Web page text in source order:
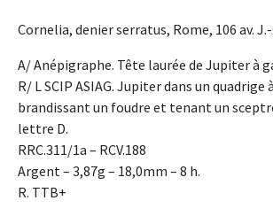
Cornelia, denier serratus, Rome, 106 av. J.-
A/ Anépigraphe. Tête laurée de Jupiter à
R/ L SCIP ASIAG. Jupiter dans un quadrige
brandissant un foudre et tenant un
lettre D.
RRC.311/1a – RCV.188
Argent – 3,87g – 18,0mm – 8 h.
R. TTB+